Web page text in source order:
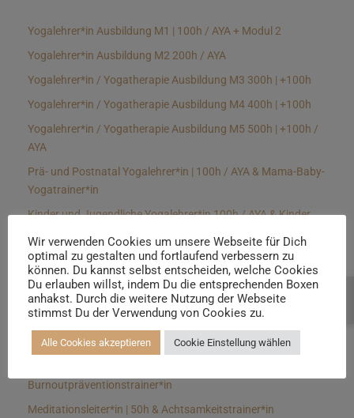
Yogalehrer*in Ausbildung M1 | 100h / AYA + Modul 2
Yogalehrer*in Ausbildung M2 200h / AYA
Yogalehrer*in / Yogatherapie Ausbildung M3 300h | +100h
Yogalehrer*in / Yogatherapie Ausbildung M4 400h | +100h
Yogalehrer*in / Yogatherapie Ausbildung M5 500h | +100h /
AYA
Prä- und Postnatal Yogalehrer*in | 100h / AYA & Mama-Baby-
Yogatrainer*in
Kinder und Jugendliche Yogalehrer*in 100h / AYA & Kinder
Yin Yogalehrer*in | 100 h & Faszientrainer*in
Hormon Yogalehrer*in / Yogatherapeut*in &
Stressmanagementtrainer*in | 70h
Longevitytrainer*in
Burnoutpräventionstrainer*in
Meditationsleiter*in | 50h & Achtsamkeitstrainer*in
Wir verwenden Cookies um unsere Webseite für Dich
optimal zu gestalten und fortlaufend verbessern zu
können. Du kannst selbst entscheiden, welche Cookies
Du erlauben willst, indem Du die entsprechenden Boxen
anhakst. Durch die weitere Nutzung der Webseite
stimmst Du der Verwendung von Cookies zu.
Alle Cookies akzeptieren Cookie Einstellung wählen
Beratung buchen